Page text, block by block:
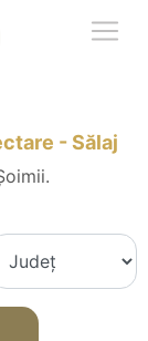
- Sălaj